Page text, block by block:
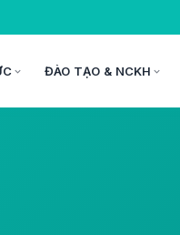
ĐÀO TẠO & NCKH